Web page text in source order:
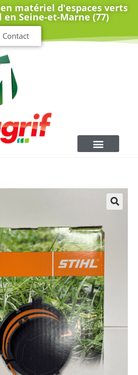
matériel d'espaces verts
Seine-et-Marne (77)
Contact